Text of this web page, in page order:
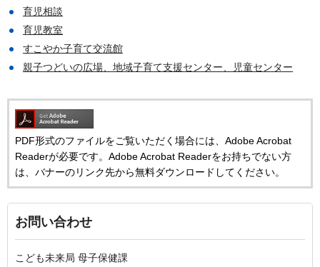
育児相談
育児教室
すこやか子育て交流館
親子つどいの広場、地域子育て支援センター、児童センター
PDF形式のファイルをご覧いただく場合には、Adobe Acrobat
Readerが必要です。Adobe Acrobat Readerをお持ちでない方
は、バナーのリンク先から無料ダウンロードしてください。
お問い合わせ
こども未来局 母子保健課